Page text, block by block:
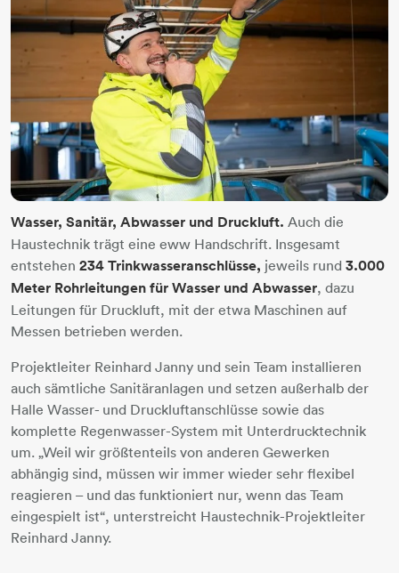
Wasser, Sanitär, Abwasser und Druckluft. Auch die
Haustechnik trägt eine eww Handschrift. Insgesamt
entstehen 234 Trinkwasseranschlüsse, jeweils rund 3.000
Meter Rohrleitungen für Wasser und Abwasser, dazu
Leitungen für Druckluft, mit der etwa Maschinen auf
Messen betrieben werden.
Projektleiter Reinhard Janny und sein Team installieren
auch sämtliche Sanitäranlagen und setzen außerhalb der
Halle Wasser- und Druckluftanschlüsse sowie das
komplette Regenwasser-System mit Unterdrucktechnik
um. „Weil wir größtenteils von anderen Gewerken
abhängig sind, müssen wir immer wieder sehr flexibel
reagieren – und das funktioniert nur, wenn das Team
eingespielt ist“, unterstreicht Haustechnik-Projektleiter
Reinhard Janny.